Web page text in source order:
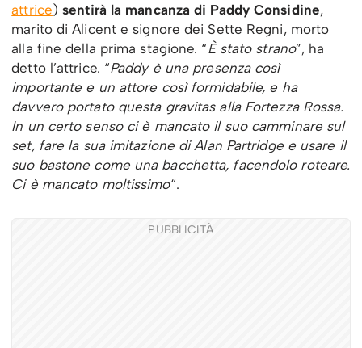
attrice)sentirà la mancanza di Paddy Considine,
marito di Alicent e signore dei Sette Regni, morto
alla fine della prima stagione. “È stato strano”, ha
detto l’attrice. “Paddy è una presenza così
importante e un attore così formidabile, e ha
davvero portato questa gravitas alla Fortezza Rossa.
In un certo senso ci è mancato il suo camminare sul
set, fare la sua imitazione di Alan Partridge e usare il
suo bastone come una bacchetta, facendolo roteare.
Ci è mancato moltissimo“.
PUBBLICITÀ